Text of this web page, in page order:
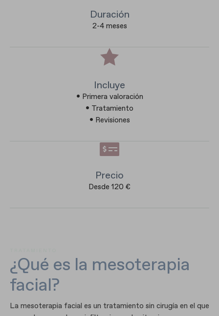
Duración
2-4 meses
Incluye
• Primera valoración
• Tratamiento
• Revisiones
Precio
Desde 120 €
¿Qué es la mesoterapia
facial?
La mesoterapia facial es un tratamiento sin cirugía en el que